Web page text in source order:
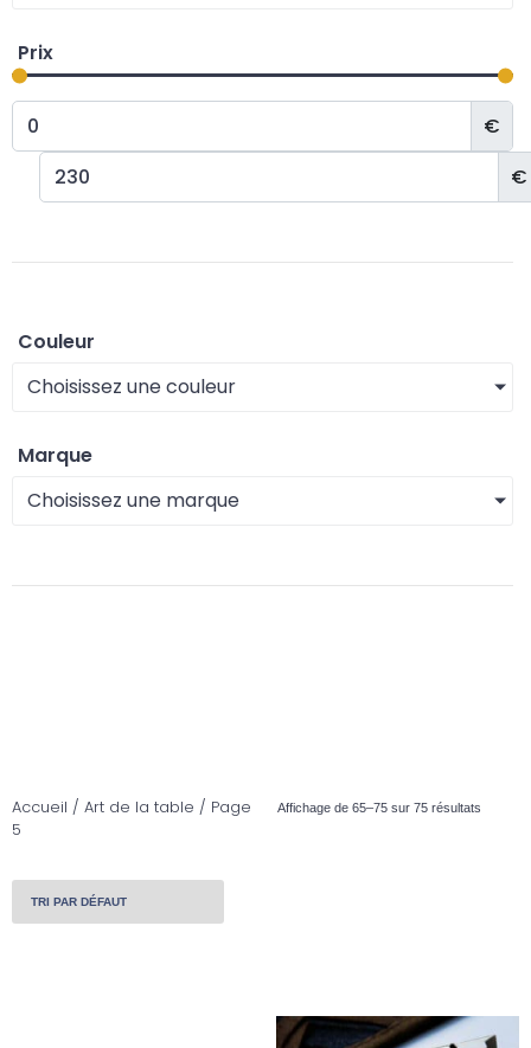
Prix
€
€
Couleur
Choisissez une couleur
Marque
Choisissez une marque
Accueil / Art de la table / Page
5
Affichage de 65–75 sur 75 résultats